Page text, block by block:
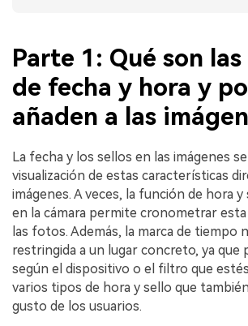
Parte 1: Qué son
de fecha y hora y
añaden a las
La fecha y los sellos en las imágenes
visualización de estas características
imágenes. A veces, la función de hora
en la cámara permite cronometrar
las fotos. Además, la marca de tiempo
restringida a un lugar concreto, ya que
según el dispositivo o el filtro que
varios tipos de hora y sello que
gusto de los usuarios.